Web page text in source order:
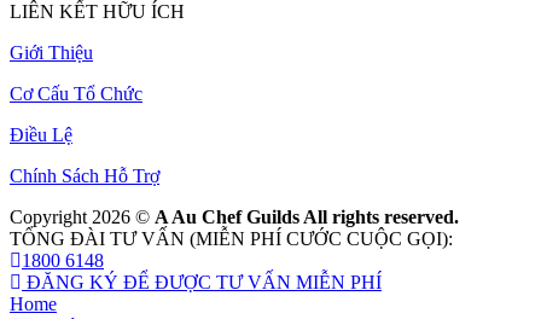
LIÊN KẾT HỮU ÍCH
Giới Thiệu
Cơ Cấu Tổ Chức
Điều Lệ
Chính Sách Hỗ Trợ
Copyright 2026 © A Au Chef Guilds All rights reserved.
TỔNG ĐÀI TƯ VẤN (MIỄN PHÍ CƯỚC CUỘC GỌI):
1800 6148
ĐĂNG KÝ ĐỂ ĐƯỢC TƯ VẤN MIỄN PHÍ
Home